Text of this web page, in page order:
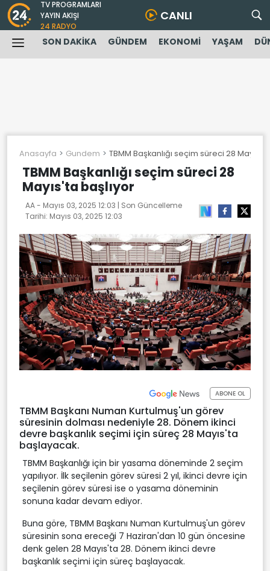
TV PROGRAMLARI
YAYIN AKIŞI
24 RADYO
CANLI
SON DAKİKA GÜNDEM EKONOMİ YAŞAM
Anasayfa Gundem TBMM Başkanlığı seçim süreci 28
TBMM Başkanlığı seçim süreci 28
Mayıs'ta başlıyor
AA - Mayıs 03, 2025 12:03 | Son Güncelleme
Tarihi: Mayıs 03, 2025 12:03
ABONE OL
TBMM Başkanı Numan Kurtulmuş'un görev
süresinin dolması nedeniyle 28. Dönem ikinci
devre başkanlık seçimi için süreç 28 Mayıs'ta
başlayacak.
TBMM Başkanlığı için bir yasama döneminde 2 seçim
yapılıyor. İlk seçilenin görev süresi 2 yıl, ikinci devre için
seçilenin görev süresi ise o yasama döneminin
sonuna kadar devam ediyor.
Buna göre, TBMM Başkanı Numan Kurtulmuş'un görev
süresinin sona ereceği 7 Haziran'dan 10 gün öncesine
denk gelen 28 Mayıs'ta 28. Dönem ikinci devre
başkanlık seçimi için süreç başlayacak.